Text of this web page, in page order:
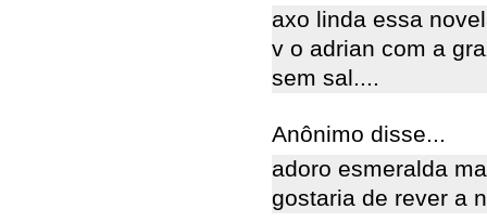
axo linda essa
v o adrian com a
sem sal....
Anônimo disse...
adoro esmeralda
gostaria de rever a